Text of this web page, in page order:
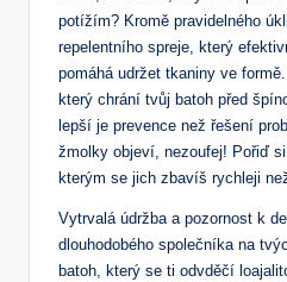
potížím? Kromě pravidelného
repelentního spreje, který
pomáhá udržet tkaniny ve
který chrání tvůj batoh před
lepší je prevence než řešení
žmolky⁤ objeví, nezoufej! Pořiď
kterým se jich zbavíš rychleji
Vytrvalá údržba a pozornost k
dlouhodobého společníka na
batoh, který se ti odvděčí